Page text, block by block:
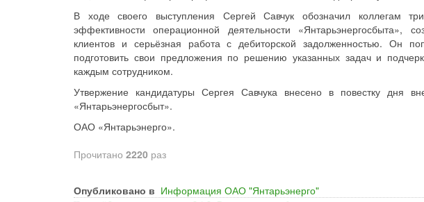
В ходе своего выступления Сергей Савчук обозначил коллегам
эффективности операционной деятельности «Янтарьэнергосбыта»,
клиентов и серьёзная работа с дебиторской задолженностью. Он
подготовить свои предложения по решению указанных задач и
каждым сотрудником.
Утвержение кандидатуры Сергея Савчука внесено в повестку дня
«Янтарьэнергосбыт».
ОАО «Янтарьэнерго».
Прочитано 2220 раз
Опубликовано в Информация ОАО "Янтарьэнерго"